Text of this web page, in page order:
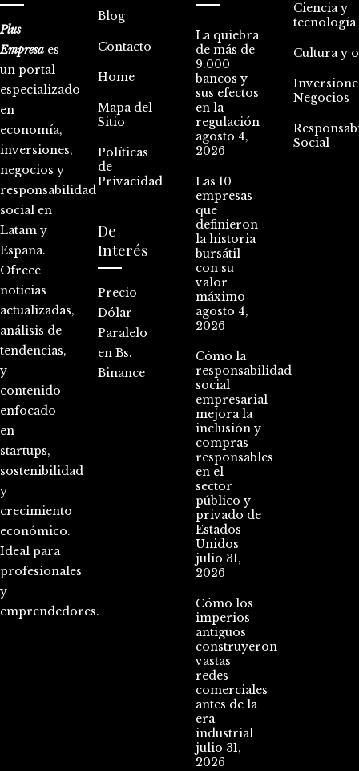
Plus
Empresa es
un portal
especializado
en
economía,
inversiones,
negocios y
responsabilidad
social en
Latam y
España.
Ofrece
noticias
actualizadas,
análisis de
tendencias,
y
contenido
enfocado
en
startups,
sostenibilidad
y
crecimiento
económico.
Ideal para
profesionales
y
emprendedores.
Blog
Contacto
Home
Mapa del
Sitio
Políticas
de
Privacidad
De
Interés
Precio
Dólar
Paralelo
en Bs.
Binance
La quiebra
de más de
9.000
bancos y
sus efectos
en la
regulación
agosto 4,
2026
Las 10
empresas
que
definieron
la historia
bursátil
con su
valor
máximo
agosto 4,
2026
Cómo la
responsabilidad
social
empresarial
mejora la
inclusión y
compras
responsables
en el
sector
público y
privado de
Estados
Unidos
julio 31,
2026
Cómo los
imperios
antiguos
construyeron
vastas
redes
comerciales
antes de la
era
industrial
julio 31,
2026
Ciencia y
tecnología
Cultura y
Negocios
Social